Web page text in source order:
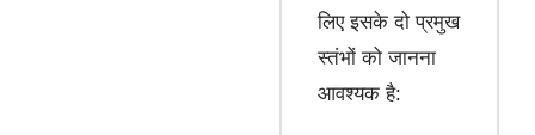
लिए इसके दो प्रमुख
स्तंभों को जानना
आवश्यक है: